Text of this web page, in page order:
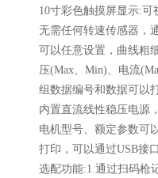
10寸彩色触摸屏显示:可
无需任何转速传感器，
可以任意设置，曲线粗
压(Max、Min)、电流
组数据编号和数据可以
内置直流线性稳压电源
电机型号、额定参数可
打印，可以通过USB接
选配功能:1.通过扫码枪